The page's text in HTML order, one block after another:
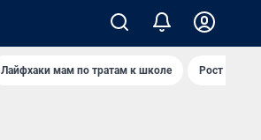
Лайфхаки мам по тратам к школе Рост цен на